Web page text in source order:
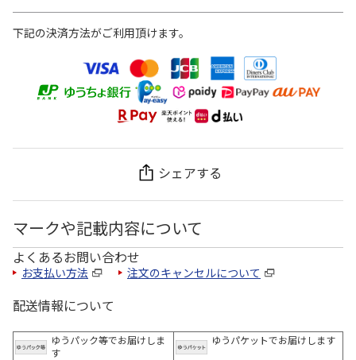
下記の決済方法がご利用頂けます。
シェアする
マークや記載内容について
よくあるお問い合わせ
お支払い方法 注文のキャンセルについて
配送情報について
ゆうパック等でお届けしま
す
ゆうパケットでお届けします